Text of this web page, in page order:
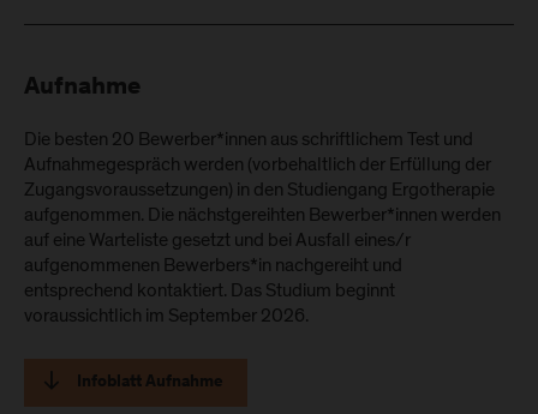
Aufnahme
Die besten 20 Bewerber*innen aus schriftlichem Test und
Aufnahmegespräch werden (vorbehaltlich der Erfüllung der
Zugangsvoraussetzungen) in den Studiengang Ergotherapie
aufgenommen. Die nächstgereihten Bewerber*innen werden
auf eine Warteliste gesetzt und bei Ausfall eines/r
aufgenommenen Bewerbers*in nachgereiht und
entsprechend kontaktiert. Das Studium beginnt
voraussichtlich im September 2026.
Infoblatt Aufnahme